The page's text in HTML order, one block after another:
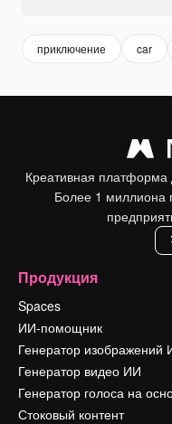
приключение car
Креативная платформа
Более 1 миллиона
Продукция
Spaces
ИИ-помощник
Генератор изображений
Генератор видео ИИ
Генератор голоса на
Стоковый контент